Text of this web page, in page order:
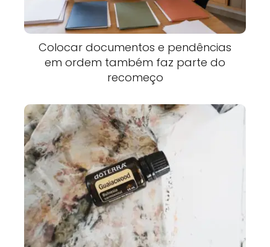
Colocar documentos e pendências
em ordem também faz parte do
recomeço